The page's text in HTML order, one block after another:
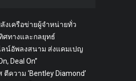
งเครือข่ายผู้จำหน่ายทั่ว
ศทางและกลยุทธ์
น์อัพลงสนาม ส่งแคมเปญ
Deal On”
ความ ‘Bentley Diamond’